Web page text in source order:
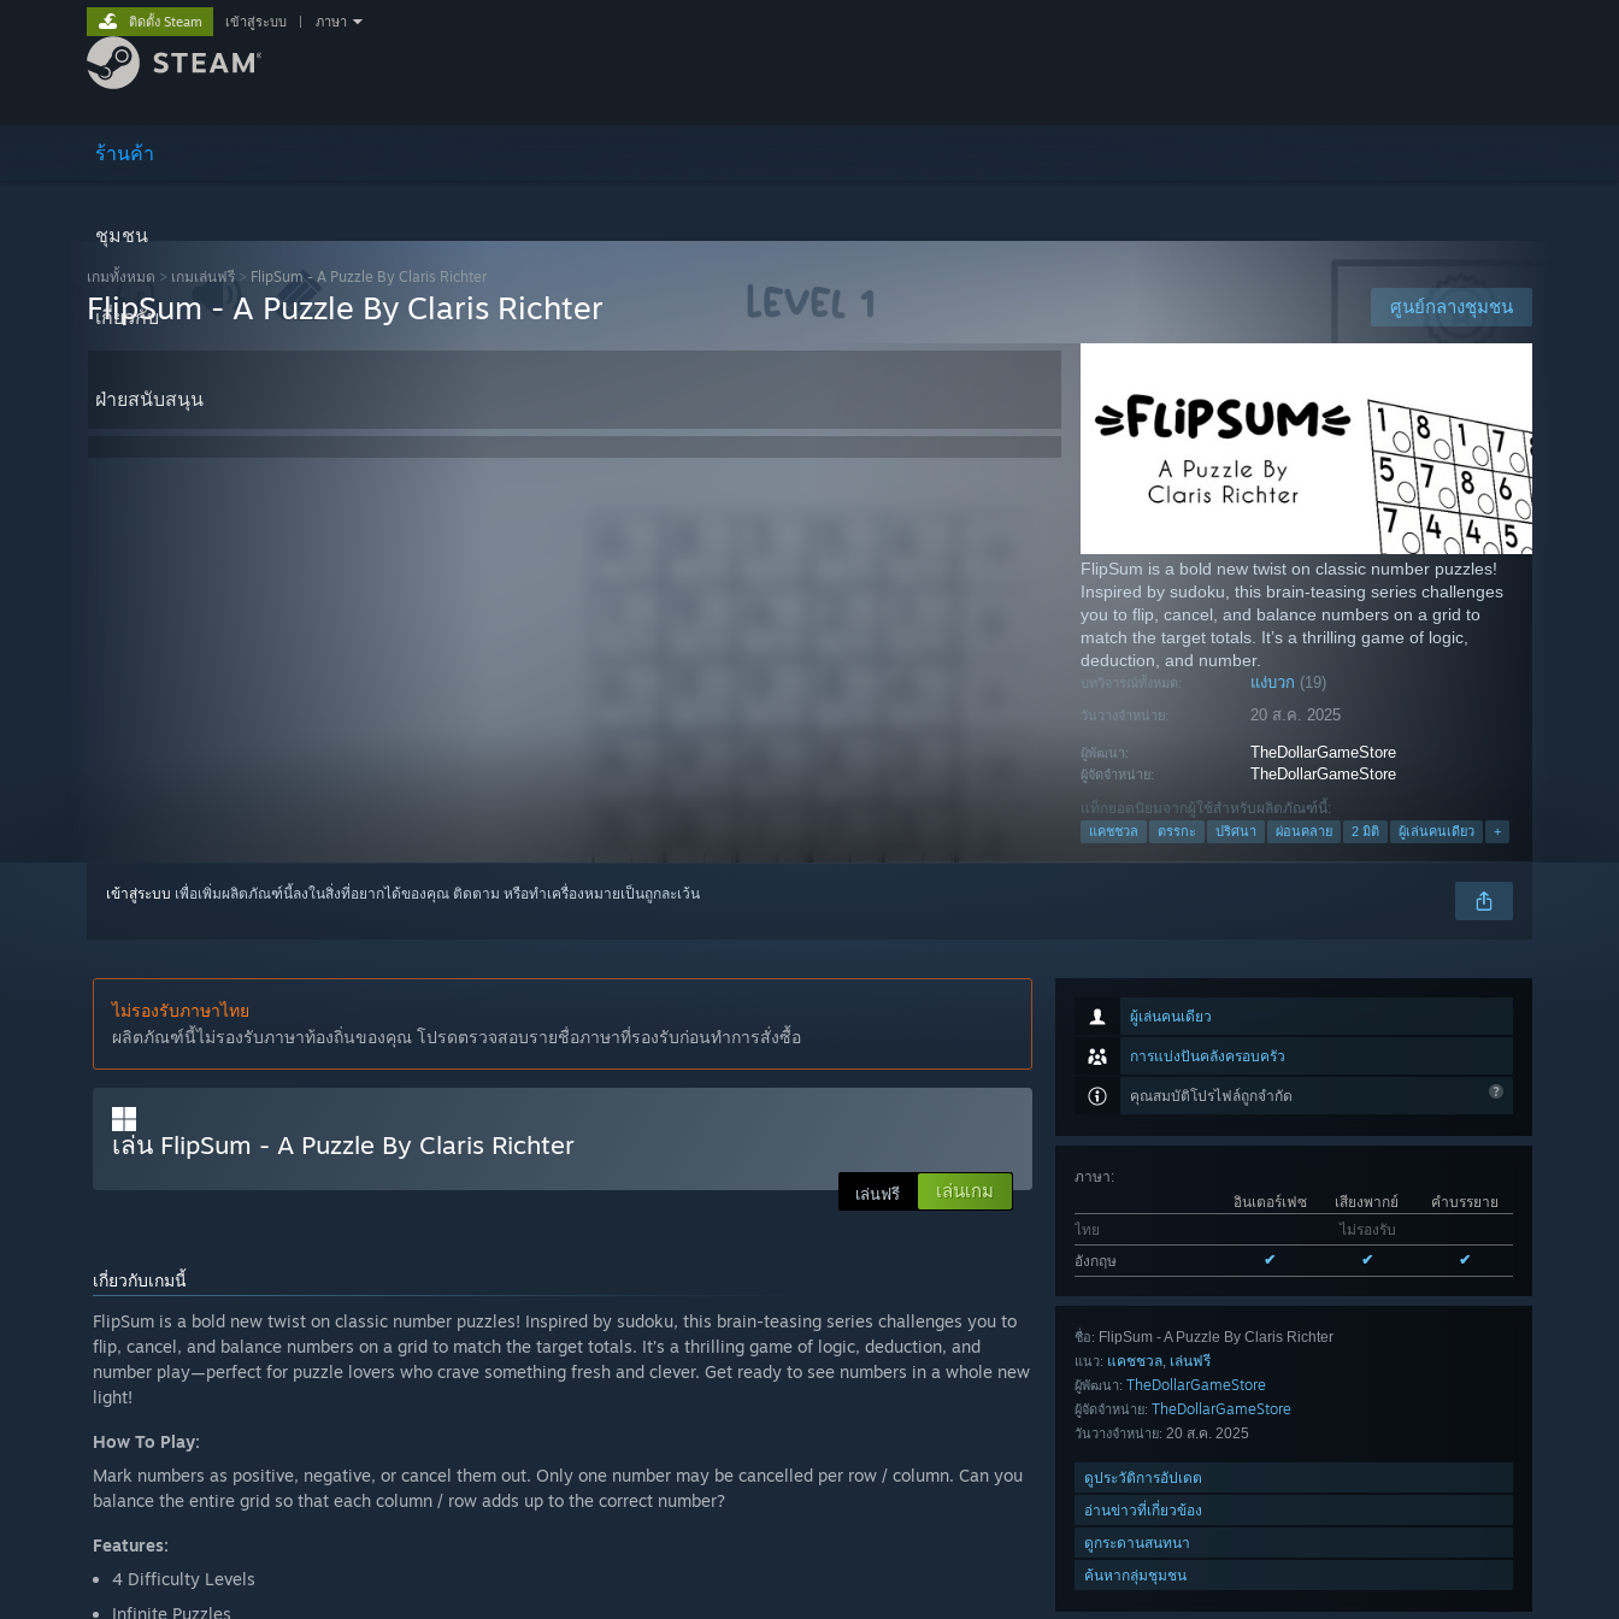
ร้านค้า
ชุมชน
เกี่ยวกับ
ฝ่ายสนับสนุน
ติดตั้ง Steam เข้าสู่ระบบ ภาษา
เกมทั้งหมด > เกมเล่นฟรี > FlipSum - A Puzzle By Claris Richter
ศูนย์กลางชุมชน
FlipSum - A Puzzle By Claris Richter
FlipSum is a bold new twist on classic number puzzles!
Inspired by sudoku, this brain-teasing series challenges
you to flip, cancel, and balance numbers on a grid to
match the target totals. It’s a thrilling game of logic,
deduction, and number.
บทวิจารณ์ทั้งหมด: แง่บวก (19)
วันวางจำหน่าย: 20 ส.ค. 2025
ผู้พัฒนา: TheDollarGameStore
ผู้จัดจำหน่าย: TheDollarGameStore
แท็กยอดนิยมจากผู้ใช้สำหรับผลิตภัณฑ์นี้:
แคชชวล ตรรกะ ปริศนา ผ่อนคลาย 2 มิติ ผู้เล่นคนเดียว +
เข้าสู่ระบบ เพื่อเพิ่มผลิตภัณฑ์นี้ลงในสิ่งที่อยากได้ของคุณ ติดตาม หรือทำเครื่องหมายเป็นถูกละเว้น
ผู้เล่นคนเดียว
การแบ่งปันคลังครอบครัว
คุณสมบัติโปรไฟล์ถูกจำกัด
ภาษา:
อินเตอร์เฟซ
เสียงพากย์
คำบรรยาย
ไทย
ไม่รองรับ
อังกฤษ
✔ ✔ ✔
ชื่อ: FlipSum - A Puzzle By Claris Richter
แนว: แคชชวล, เล่นฟรี
ผู้พัฒนา: TheDollarGameStore
ผู้จัดจำหน่าย: TheDollarGameStore
วันวางจำหน่าย: 20 ส.ค. 2025
ดูประวัติการอัปเดต
อ่านข่าวที่เกี่ยวข้อง
ดูกระดานสนทนา
ค้นหากลุ่มชุมชน
ไม่รองรับภาษาไทย
ผลิตภัณฑ์นี้ไม่รองรับภาษาท้องถิ่นของคุณ โปรดตรวจสอบรายชื่อภาษาที่รองรับก่อนทำการสั่งซื้อ
เล่น FlipSum - A Puzzle By Claris Richter
เล่นฟรี เล่นเกม
เกี่ยวกับเกมนี้
FlipSum is a bold new twist on classic number puzzles! Inspired by sudoku, this brain-teasing series challenges you to
flip, cancel, and balance numbers on a grid to match the target totals. It’s a thrilling game of logic, deduction, and
number play—perfect for puzzle lovers who crave something fresh and clever. Get ready to see numbers in a whole new
light!
How To Play:
Mark numbers as positive, negative, or cancel them out. Only one number may be cancelled per row / column. Can you
balance the entire grid so that each column / row adds up to the correct number?
Features:
4 Difficulty Levels
Infinite Puzzles